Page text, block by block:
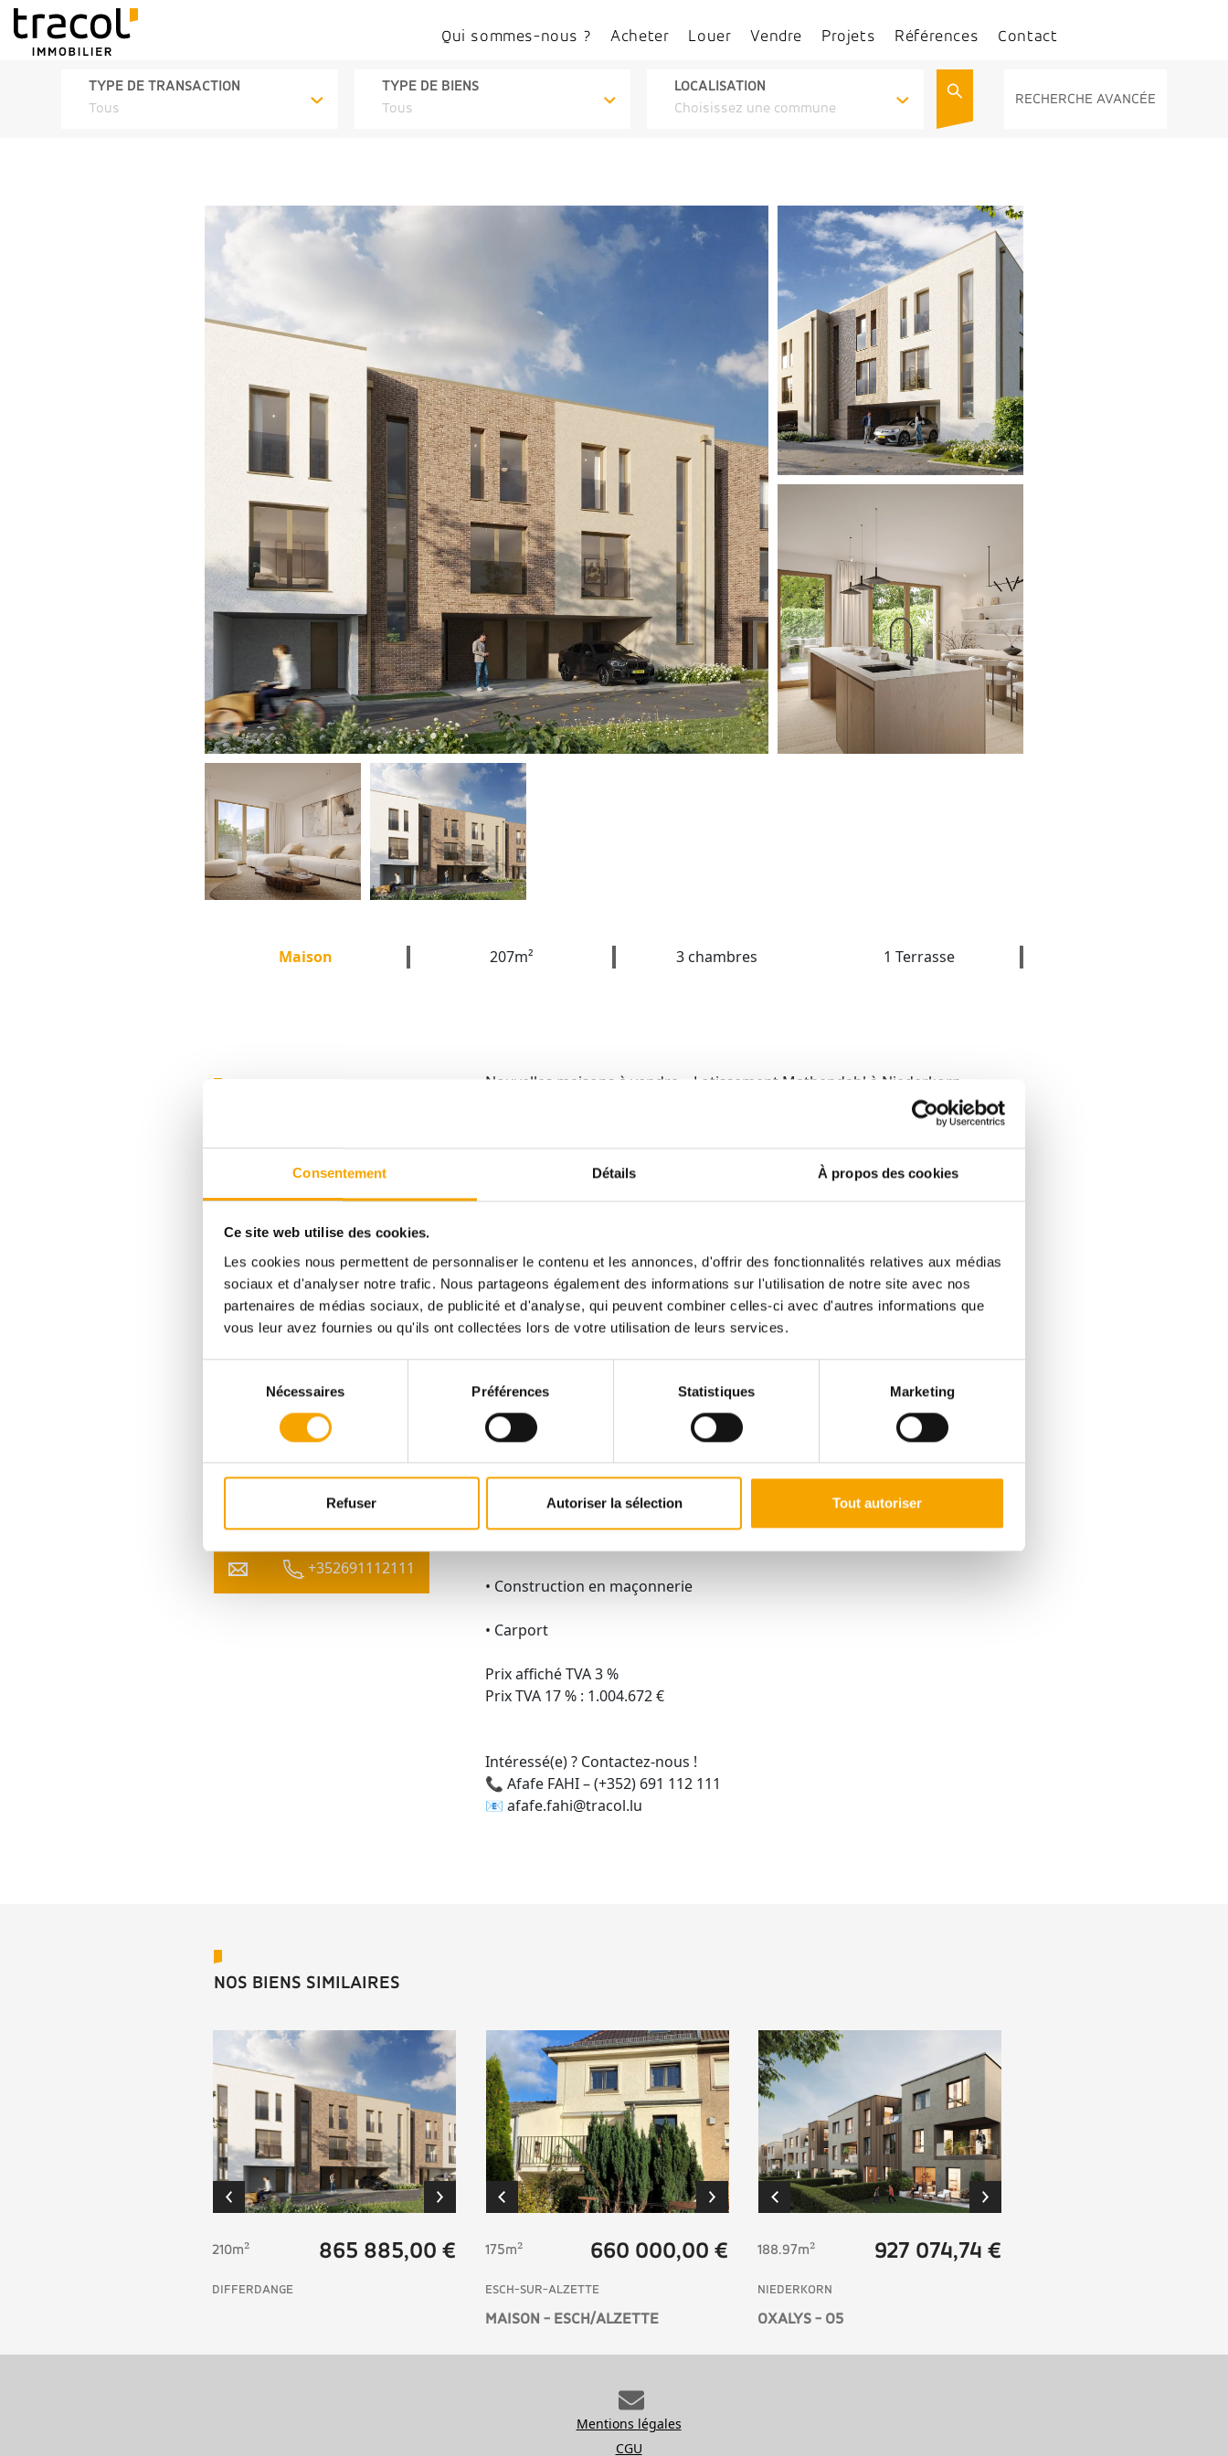
Consentement Détails À propos des cookies
Ce site web utilise des cookies.
Les cookies nous permettent de personnaliser le contenu et les annonces, d'offrir des fonctionnalités relatives aux médias
sociaux et d'analyser notre trafic. Nous partageons également des informations sur l'utilisation de notre site avec nos
partenaires de médias sociaux, de publicité et d'analyse, qui peuvent combiner celles-ci avec d'autres informations que
vous leur avez fournies ou qu'ils ont collectées lors de votre utilisation de leurs services.
consentement
Nécessaires Préférences Statistiques Marketing
Refuser Autoriser la sélection Tout autoriser
TYPE DE TRANSACTION
Tous
TYPE DE BIENS
Tous
LOCALISATION
Choisissez une commune
RECHERCHE AVANCÉE
Qui sommes-nous ? Acheter Louer Vendre Projets Références Contact
Maison 207m² 3 chambres 1 Terrasse
DPE : ABA
954 672,00 €
Pour plus d’informations
sur ce bien, vous pouvez
prendre contact avec
Afafe FAHI
+352691112111
Nouvelles maisons à vendre – Lotissement Mathendahl à Niederkorn
Découvrez cette maison libre de 3 côtés d'une surface totale de 200 m² (160
m² habitable), idéalement située dans le nouveau quartier résidentiel
Les points forts :
• Maison d’angle indépendante sur 3 côtés, pour plus de luminosité et
d’intimité.
• Classe énergétique ABA – haute performance thermique pour un logement
économique et écologique.
• Disposition intelligente : Grand sous-sol avec nombreux espaces de
rangement, salle à manger/cuisine lumineuse ouvert sur le jardin, salon
• Construction en maçonnerie
• Carport
Prix affiché TVA 3 %
Prix TVA 17 % : 1.004.672 €
Intéressé(e) ? Contactez-nous !
📞 Afafe FAHI – (+352) 691 112 111
📧 afafe.fahi@tracol.lu
NOS BIENS SIMILAIRES
210m² 865 885,00 €
DIFFERDANGE
175m² 660 000,00 €
ESCH-SUR-ALZETTE
MAISON - ESCH/ALZETTE
188.97m² 927 074,74 €
NIEDERKORN
OXALYS - O5
Mentions légales
CGU